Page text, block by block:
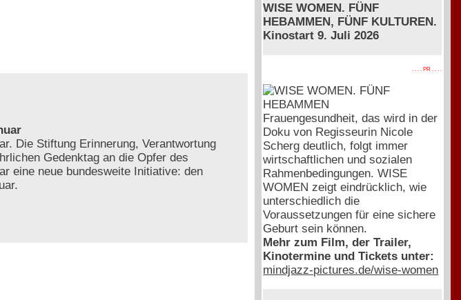
Die Stiftung Erinnerung, Verantwortung
Gedenktag an die Opfer des
eine neue bundesweite Initiative: den
WISE WOMEN. FÜNF
HEBAMMEN, FÜNF KULTUREN.
Kinostart 9. Juli 2026
. . . . PR . . . .
Frauengesundheit, das wird in der
Doku von Regisseurin Nicole
Scherg deutlich, folgt immer
wirtschaftlichen und sozialen
Rahmenbedingungen. WISE
WOMEN zeigt eindrücklich, wie
unterschiedlich die
Voraussetzungen für eine sichere
Geburt sein können.
Mehr zum Film, der Trailer,
Kinotermine und Tickets unter:
mindjazz-pictures.de/wise-women